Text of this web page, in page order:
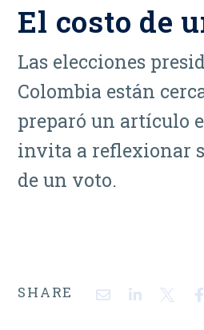
El costo de
Las elecciones
Colombia están
preparó un artículo
invita a reflexionar
de un voto.
SHARE